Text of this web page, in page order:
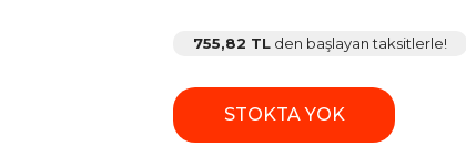
755,82 TL den başlayan taksitlerle!
STOKTA YOK